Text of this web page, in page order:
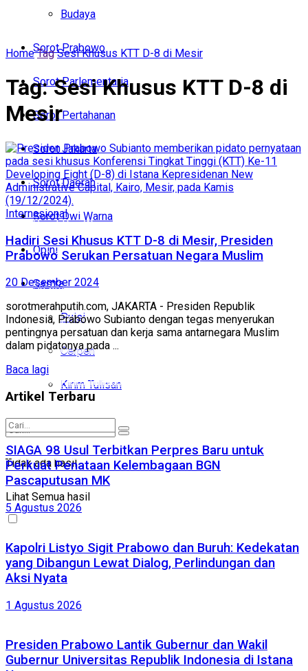
Budaya
Sorot Prabowo
Sorot Parlementaria
Sorot Pertahanan
Sorot Jakarta
Sorot Daerah
Sorot Dwi Warna
Opini
Sastra
Puisi
Cerpen
Kirim Tulisan
Tidak ada hasil
Lihat Semua hasil
Sorot Parlementaria
Sorot Jakarta
Sorot Daerah
Sorot Dwi Warna
Opini
Sastra
Puisi
Cerpen
Kirim Tulisan
Tidak ada hasil
Lihat Semua hasil
Home Tag Sesi Khusus KTT D-8 di Mesir
Tag:Sesi Khusus KTT D-8 di
Mesir
Internasional
Hadiri Sesi Khusus KTT D-8 di Mesir, Presiden
Prabowo Serukan Persatuan Negara Muslim
20 Desember 2024
sorotmerahputih.com, JAKARTA - Presiden Republik
Indonesia, Prabowo Subianto dengan tegas menyerukan
pentingnya persatuan dan kerja sama antarnegara Muslim
dalam pidatonya pada ...
Baca lagi
Artikel Terbaru
SIAGA 98 Usul Terbitkan Perpres Baru untuk
Perkuat Penataan Kelembagaan BGN
Pascaputusan MK
5 Agustus 2026
Kapolri Listyo Sigit Prabowo dan Buruh: Kedekatan
yang Dibangun Lewat Dialog, Perlindungan dan
Aksi Nyata
1 Agustus 2026
Presiden Prabowo Lantik Gubernur dan Wakil
Gubernur Universitas Republik Indonesia di Istana